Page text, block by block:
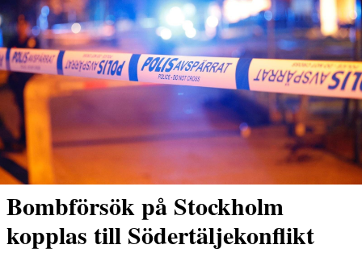
Bombförsök på Stockholm
kopplas till Södertäljekonflikt